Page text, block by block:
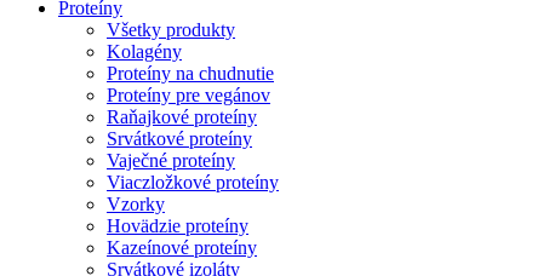
Proteíny
Všetky produkty
Kolagény
Proteíny na chudnutie
Proteíny pre vegánov
Raňajkové proteíny
Srvátkové proteíny
Vaječné proteíny
Viaczložkové proteíny
Vzorky
Hovädzie proteíny
Kazeínové proteíny
Srvátkové izoláty